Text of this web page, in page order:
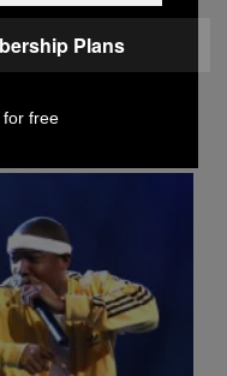
August 9-
Plans
for free